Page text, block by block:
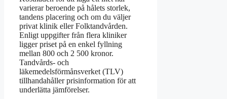
varierar beroende på hålets storlek,
tandens placering och om du väljer
privat klinik eller Folktandvården.
Enligt uppgifter från flera kliniker
ligger priset på en enkel fyllning
mellan 800 och 2 500 kronor.
Tandvårds- och
läkemedelsförmånsverket (TLV)
tillhandahåller prisinformation för att
underlätta jämförelser.